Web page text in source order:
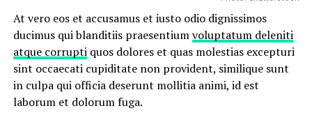
At vero eos et accusamus et iusto odio dignissimos
ducimus qui blanditiis praesentiumvoluptatum deleniti
atque corruptiquos dolores et quas molestias excepturi
sint occaecati cupiditate non provident, similique sunt
in culpa qui officia deserunt mollitia animi, id est
laborum et dolorum fuga.